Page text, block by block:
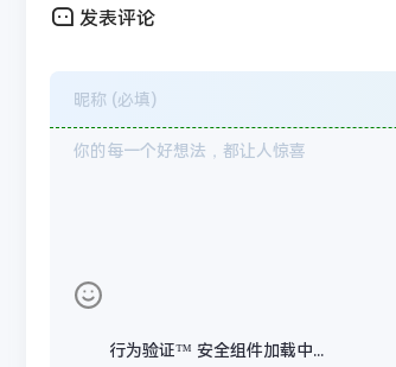
发表评论
行为验证™ 安全组件加载中...